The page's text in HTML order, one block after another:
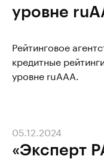
уровне
Рейтинговое
кредитные
уровне ruAAA.
«Эксперт
05.12.2024